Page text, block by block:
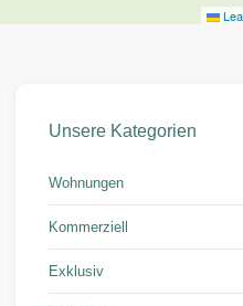
Unsere Kategorien
Wohnungen
Kommerziell
Exklusiv